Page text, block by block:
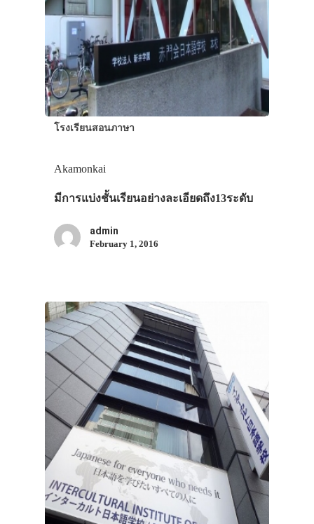
โรงเรียนสอนภาษา
Akamonkai
มีการแบ่งชั้นเรียนอย่างละเอียดถึง13ระดับ
admin
February 1, 2016